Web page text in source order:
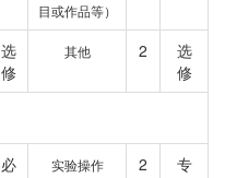
目或作品等）
选
修
其他 2
选
修
必
实验操作 2
专